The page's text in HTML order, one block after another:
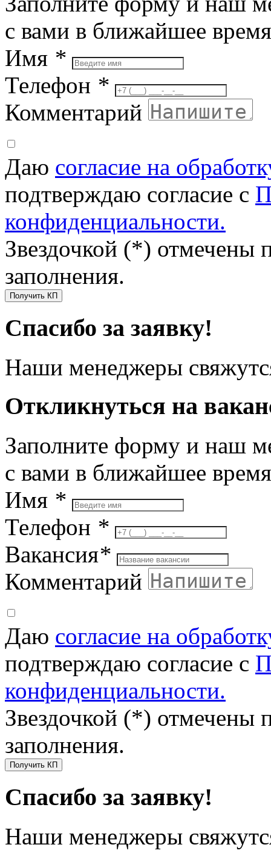
с вами в ближайшее время
Имя *
Телефон *
Комментарий
Даю согласие на
подтверждаю согласие с
конфиденциальности.
Звездочкой (*) отмечены
заполнения.
Получить КП
Спасибо за заявку!
Наши менеджеры
Откликнуться на
Заполните форму и наш
с вами в ближайшее время
Имя *
Телефон *
Вакансия*
Комментарий
Даю согласие на
подтверждаю согласие с
конфиденциальности.
Звездочкой (*) отмечены
заполнения.
Получить КП
Спасибо за заявку!
Наши менеджеры